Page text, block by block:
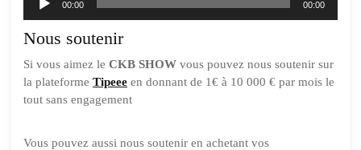
audio
00:00 00:00
Nous soutenir
Si vous aimez le CKB SHOW vous pouvez nous soutenir sur
la plateforme Tipeee en donnant de 1€ à 10 000 € par mois le
tout sans engagement
Vous pouvez aussi nous soutenir en achetant vos